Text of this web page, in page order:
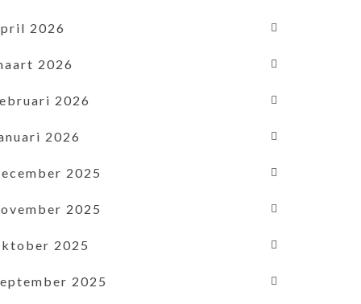
2026
2026
2026
2026
2025
2025
2025
2025